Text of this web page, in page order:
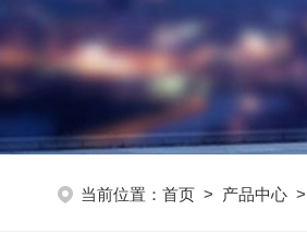
当前位置： 首页 > 产品中心 >